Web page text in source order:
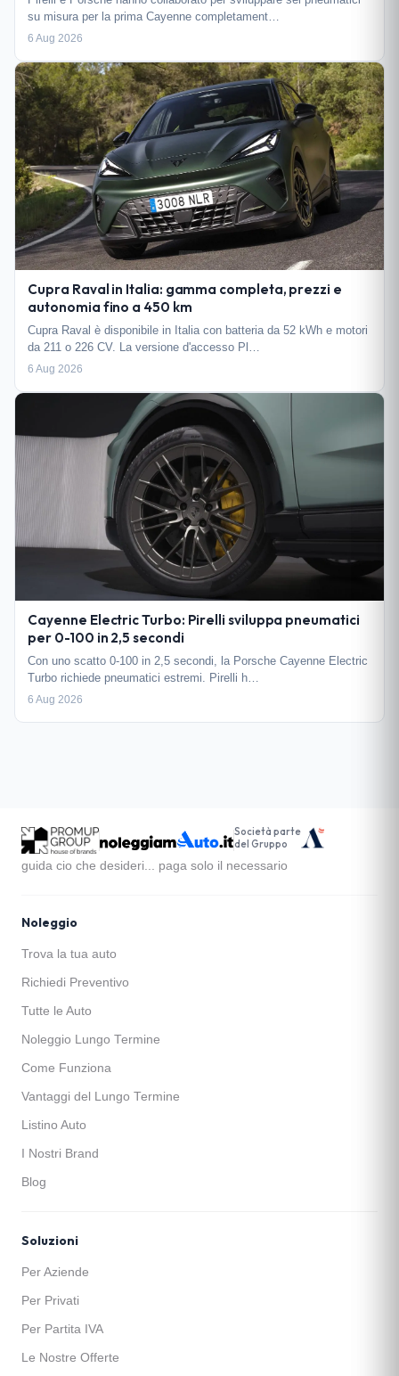
su misura per la prima Cayenne completament…
6 Aug 2026
Cupra Raval in Italia: gamma completa, prezzi e
autonomia fino a 450 km
Cupra Raval è disponibile in Italia con batteria da 52 kWh e motori
da 211 o 226 CV. La versione d'accesso Pl…
6 Aug 2026
Cayenne Electric Turbo: Pirelli sviluppa pneumatici
per 0-100 in 2,5 secondi
Con uno scatto 0-100 in 2,5 secondi, la Porsche Cayenne Electric
Turbo richiede pneumatici estremi. Pirelli h…
6 Aug 2026
Società parte
del Gruppo
guida cio che desideri... paga solo il necessario
Noleggio
Trova la tua auto
Richiedi Preventivo
Tutte le Auto
Noleggio Lungo Termine
Come Funziona
Vantaggi del Lungo Termine
Listino Auto
I Nostri Brand
Blog
Soluzioni
Per Aziende
Per Privati
Per Partita IVA
Le Nostre Offerte